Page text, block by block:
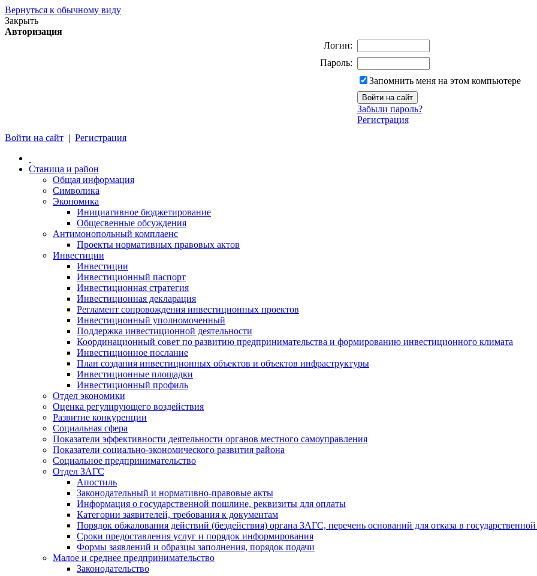
Вернуться к обычному виду
Закрыть
Авторизация
Логин:
Пароль:
Запомнить меня на этом компьютере
Забыли пароль?
Регистрация
Войти на сайт | Регистрация
Станица и район
Общая информация
Символика
Экономика
Инициативное бюджетирование
Общесвенные обсуждения
Антимонопольный комплаенс
Проекты нормативных правовых актов
Инвестиции
Инвестиции
Инвестиционный паспорт
Инвестиционная стратегия
Инвестиционная декларация
Регламент сопровождения инвестиционных проектов
Инвестиционный уполномоченный
Поддержка инвестиционной деятельности
Координационный совет по развитию предпринимательства и формированию инвестиционного климата
Инвестиционное послание
План создания инвестиционных объектов и объектов инфраструктуры
Инвестиционные площадки
Инвестиционный профиль
Отдел экономики
Оценка регулирующего воздействия
Развитие конкуренции
Социальная сфера
Показатели эффективности деятельности органов местного самоуправления
Показатели социально-экономического развития района
Социальное предпринимательство
Отдел ЗАГС
Апостиль
Законодательный и нормативно-правовые акты
Информация о государственной пошлине, реквизиты для оплаты
Категории заявителей, требования к документам
Порядок обжалования действий (бездействия) органа ЗАГС, перечень оснований для отказа в
Сроки предоставления услуг и порядок информирования
Формы заявлений и образцы заполнения, порядок подачи
Малое и среднее предпринимательство
Законодательство